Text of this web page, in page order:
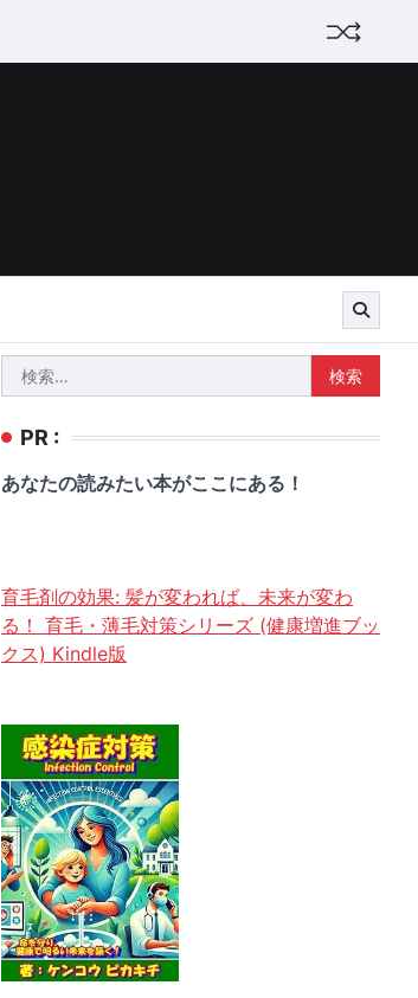
索:
PR :
あなたの読みたい本がここにある！
育毛剤の効果: 髪が変われば、未来が変わ
る！ 育毛・薄毛対策シリーズ (健康増進ブッ
クス) Kindle版